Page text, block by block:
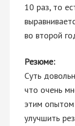
10 раз, то
во второй
Резюме:
Суть
что очень
этим
улучшить